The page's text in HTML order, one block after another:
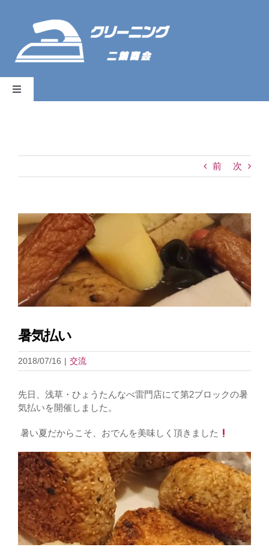
Toggle
お知らせ
よくあるご質問
前 次
View
Larger
Image
暑気払い
2018/07/16 | 交流
先日、浅草・ひょうたんなべ雷門店にて第2ブロックの暑
気払いを開催しました。
暑い夏だからこそ、おでんを美味しく頂きました